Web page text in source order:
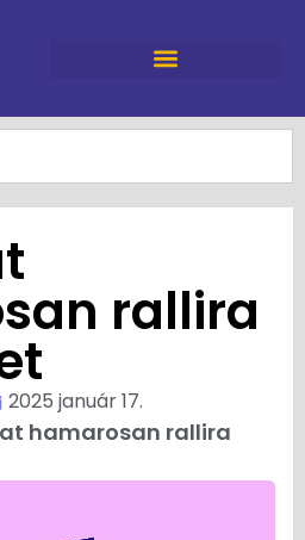
rallira
2025 január 17.
hamarosan rallira